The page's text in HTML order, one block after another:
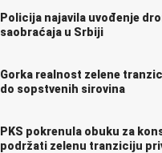
Policija najavila uvođenje
saobraćaja u Srbiji
Gorka realnost zelene
do sopstvenih sirovina
PKS pokrenula obuku za
podržati zelenu tranziciju